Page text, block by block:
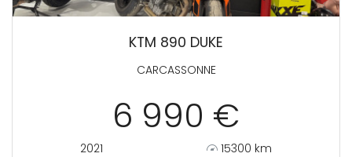
KTM 890 DUKE
CARCASSONNE
6 990 €
2021 15300 km